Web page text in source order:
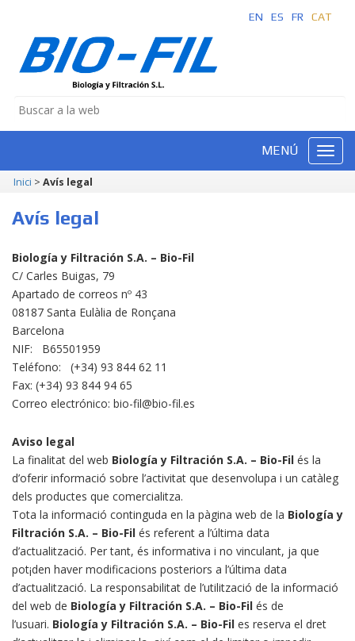
EN ES FR CAT
MENÚ
Inici > Avís legal
Avís legal
Biología y Filtración S.A. – Bio-Fil
C/ Carles Buigas, 79
Apartado de correos nº 43
08187 Santa Eulàlia de Ronçana
Barcelona
NIF: B65501959
Teléfono: (+34) 93 844 62 11
Fax: (+34) 93 844 94 65
Correo electrónico: bio-fil@bio-fil.es
Aviso legal
La finalitat del web Biología y Filtración S.A. – Bio-Fil és la
d’oferir informació sobre l’activitat que desenvolupa i un catàleg
dels productes que comercialitza.
Tota la informació continguda en la pàgina web de la Biología y
Filtración S.A. – Bio-Fil és referent a l’última data
d’actualització. Per tant, és informativa i no vinculant, ja que
pot¡den haver modificacions posteriors a l’última data
d’actualització. La responsabilitat de l’utilització de la informació
del web de Biología y Filtración S.A. – Bio-Fil és de
l’usuari. Biología y Filtración S.A. – Bio-Fil es reserva el dret